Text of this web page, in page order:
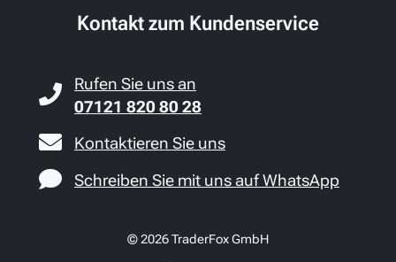
Kontakt zum Kundenservice
Rufen Sie uns an
07121 820 80 28
Kontaktieren Sie uns
Schreiben Sie mit uns auf WhatsApp
© 2026 TraderFox GmbH